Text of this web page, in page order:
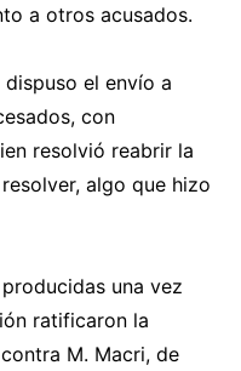
a otros acusados.
el envío a
con
resolvió reabrir la
algo que hizo
una vez
ratificaron la
M. Macri, de